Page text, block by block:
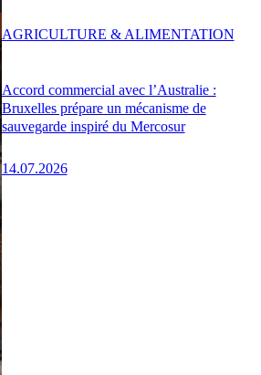
Accord commercial avec l’Australie :
Bruxelles prépare un mécanisme de
sauvegarde inspiré du Mercosur
14.07.2026
AGRICULTURE & ALIMENTATION